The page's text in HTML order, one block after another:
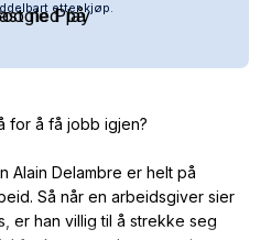
etter kjøp.
for å få jobb igjen?
Alain Delambre er helt på
Så når en arbeidsgiver sier
er han villig til å strekke seg